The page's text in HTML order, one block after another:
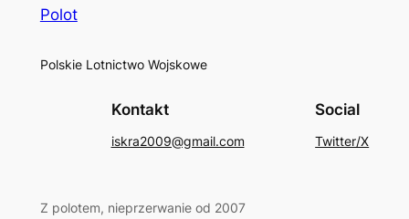
Polot
Polskie Lotnictwo Wojskowe
Kontakt
iskra2009@gmail.com
Social
Twitter/X
Z polotem, nieprzerwanie od 2007